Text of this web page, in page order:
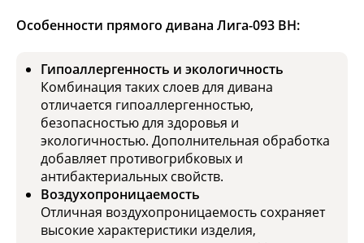
Особенности прямого дивана Лига-093 ВН:
Гипоаллергенность и экологичность
Комбинация таких слоев для дивана
отличается гипоаллергенностью,
безопасностью для здоровья и
экологичностью. Дополнительная обработка
добавляет противогрибковых и
антибактериальных свойств.
Воздухопроницаемость
Отличная воздухопроницаемость сохраняет
высокие характеристики изделия,